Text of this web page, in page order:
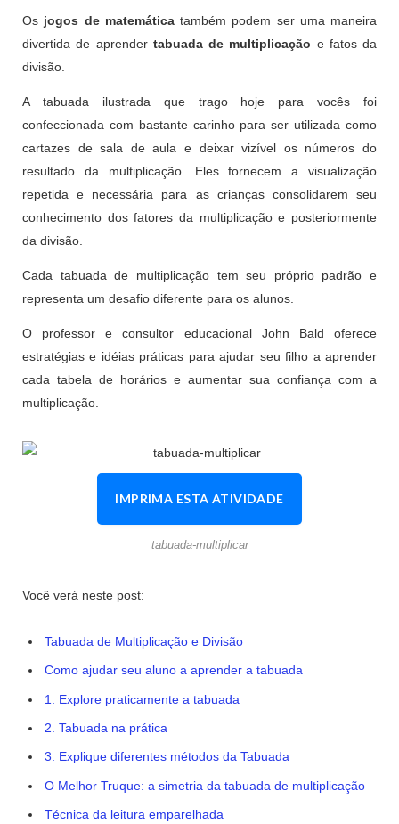
Os jogos de matemáticatambém podem ser uma maneira
divertida de aprender tabuada de multiplicação e fatos da
divisão.
A tabuada ilustrada que trago hoje para vocês foi
confeccionada com bastante carinho para ser utilizada como
cartazes de sala de aula e deixar vizível os números do
resultado da multiplicação. Eles fornecem a visualização
repetida e necessária para as crianças consolidarem seu
conhecimento dos fatores da multiplicação e posteriormente
da divisão.
Cada tabuada de multiplicação tem seu próprio padrão e
representa um desafio diferente para os alunos.
O professor e consultor educacional John Bald oferece
estratégias e idéias práticas para ajudar seu filho a aprender
cada tabela de horários e aumentar sua confiança com a
multiplicação.
IMPRIMA ESTA ATIVIDADE
tabuada-multiplicar
Você verá neste post:
Tabuada de Multiplicação e Divisão
Como ajudar seu aluno a aprender a tabuada
1. Explore praticamente a tabuada
2. Tabuada na prática
3. Explique diferentes métodos da Tabuada
O Melhor Truque: a simetria da tabuada de multiplicação
Técnica da leitura emparelhada